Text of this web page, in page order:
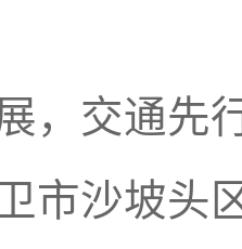
，交通先
市沙坡头